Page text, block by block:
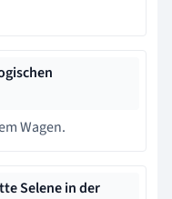
Wagen.
Selene in der